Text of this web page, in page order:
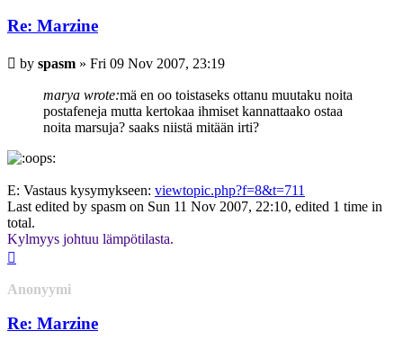
Re: Marzine
Post
by spasm » Fri 09 Nov 2007, 23:19
marya wrote:mä en oo toistaseks ottanu muutaku noita
postafeneja mutta kertokaa ihmiset kannattaako ostaa
noita marsuja? saaks niistä mitään irti?
E: Vastaus kysymykseen: viewtopic.php?f=8&t=711
Last edited by spasm on Sun 11 Nov 2007, 22:10, edited 1 time in
total.
Kylmyys johtuu lämpötilasta.
Anonyymi
Re: Marzine